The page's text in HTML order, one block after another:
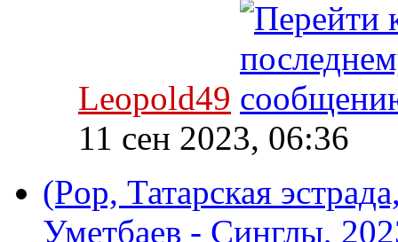
Leopold49
11 сен 2023, 06:36
(Pop, Татарская
Уметбаев - Синглы,